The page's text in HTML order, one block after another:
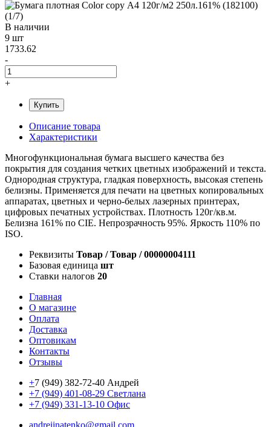
В наличии
9 шт
1733.62
-
+
Купить
Описание товара
Характеристики
Многофункциональная бумага высшего качества без
покрытия для создания четких цветных изображений и текста.
Однородная структура, гладкая поверхность, высокая степень
белизны. Применяется для печати на цветных копировальных
аппаратах, цветных и черно-белых лазерных принтерах,
цифровых печатных устройствах. Плотность 120г/кв.м.
Белизна 161% по CIE. Непрозрачность 95%. Яркость 110% по
ISO.
Реквизиты Товар / Товар / 00000004111
Базовая единица шт
Ставки налогов 20
Главная
О магазине
Оплата
Доставка
Оптовикам
Контакты
Отзывы
+7 (949) 382-72-40 Андрей
+7 (949) 401-08-29 Светлана
+7 (949) 331-13-10 Офис
andreiinatenko@gmail.com